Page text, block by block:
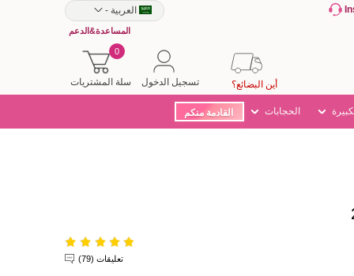
العربية -
المساعدة&الدعم
سلة المشتريات
0
تسجيل الدخول أين البضائع؟
الحجابات القادمة منكم
تعليقات (79)